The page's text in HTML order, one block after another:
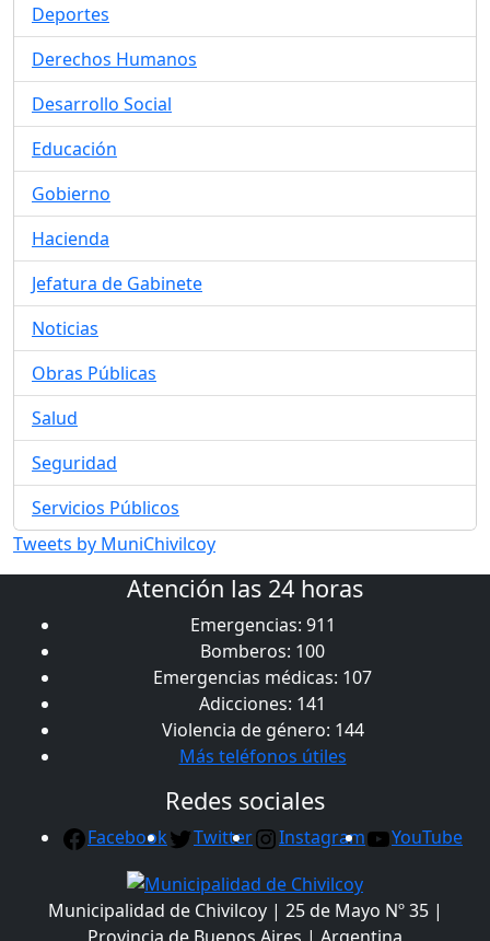
Deportes
Derechos Humanos
Desarrollo Social
Educación
Gobierno
Hacienda
Jefatura de Gabinete
Noticias
Obras Públicas
Salud
Seguridad
Servicios Públicos
Tweets by MuniChivilcoy
Atención las 24 horas
Emergencias: 911
Bomberos: 100
Emergencias médicas: 107
Adicciones: 141
Violencia de género: 144
Más teléfonos útiles
Redes sociales
Facebook Twitter Instagram YouTube
Municipalidad de Chivilcoy | 25 de Mayo Nº 35 |